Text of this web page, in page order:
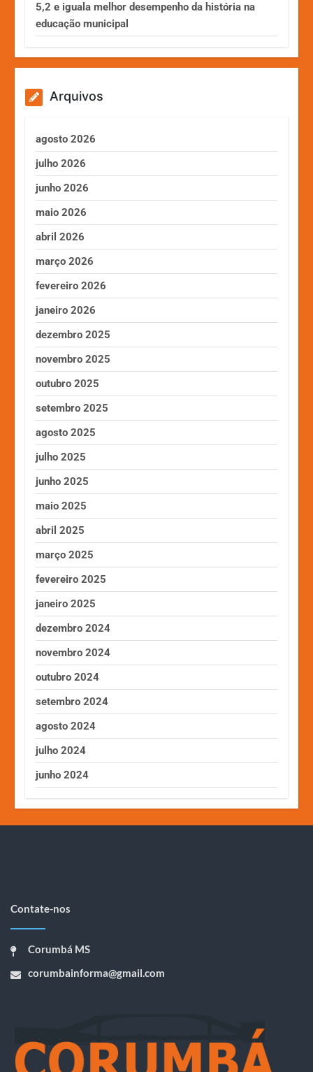
5,2 e iguala melhor desempenho da história na
educação municipal
Arquivos
agosto 2026
julho 2026
junho 2026
maio 2026
abril 2026
março 2026
fevereiro 2026
janeiro 2026
dezembro 2025
novembro 2025
outubro 2025
setembro 2025
agosto 2025
julho 2025
junho 2025
maio 2025
abril 2025
março 2025
fevereiro 2025
janeiro 2025
dezembro 2024
novembro 2024
outubro 2024
setembro 2024
agosto 2024
julho 2024
junho 2024
Contate-nos
Corumbá MS
corumbainforma@gmail.com